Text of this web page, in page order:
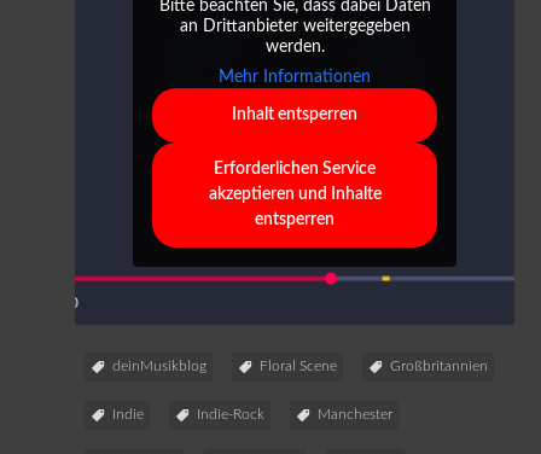
Bitte beachten Sie, dass dabei Daten
an Drittanbieter weitergegeben
werden.
Mehr Informationen
Inhalt entsperren
Erforderlichen Service
akzeptieren und Inhalte
entsperren
deinMusikblog Floral Scene Großbritannien
Indie Indie-Rock Manchester